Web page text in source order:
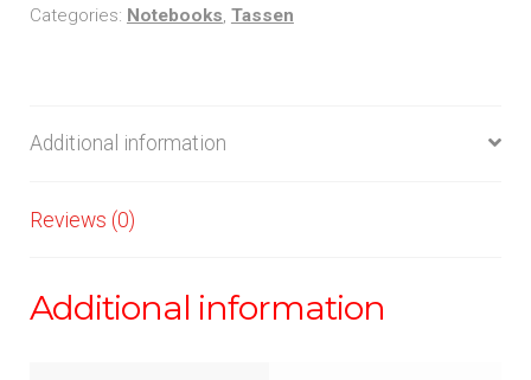
Categories: Notebooks, Tassen
Additional information
Reviews (0)
Additional information